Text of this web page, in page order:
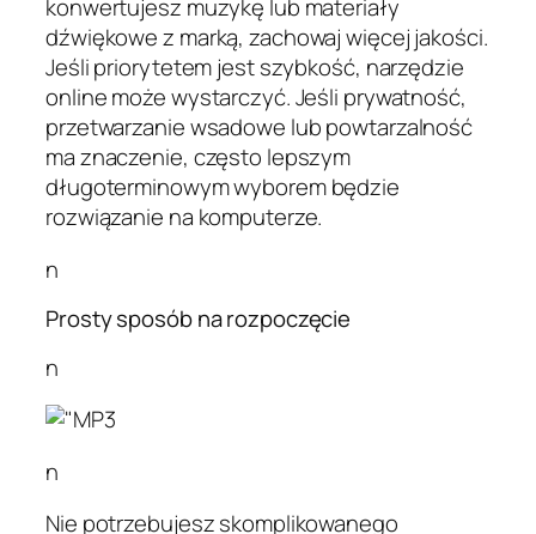
konwertujesz muzykę lub materiały
dźwiękowe z marką, zachowaj więcej jakości.
Jeśli priorytetem jest szybkość, narzędzie
online może wystarczyć. Jeśli prywatność,
przetwarzanie wsadowe lub powtarzalność
ma znaczenie, często lepszym
długoterminowym wyborem będzie
rozwiązanie na komputerze.
n
Prosty sposób na rozpoczęcie
n
n
Nie potrzebujesz skomplikowanego